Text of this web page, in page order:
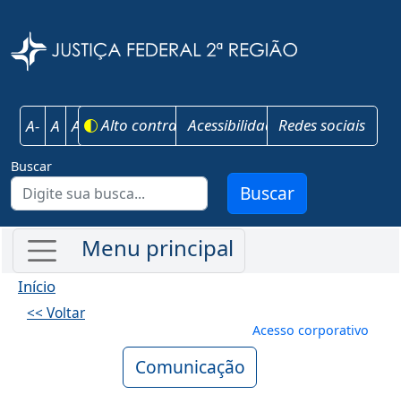
A- A A+ Alto contrasteAcessibilidadeRedes sociais
Buscar
Buscar
Início
<< Voltar
Menu de
Acesso corporativo
Comunicação